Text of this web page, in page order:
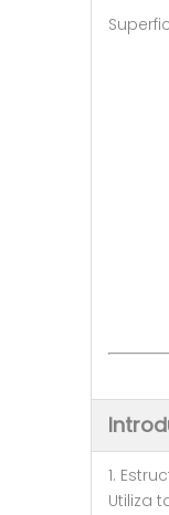
1.
Utiliza